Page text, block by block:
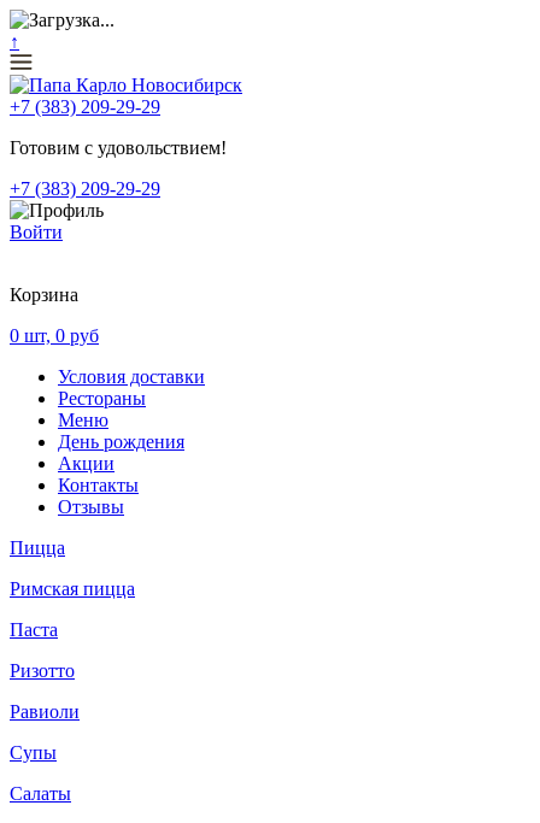
↑
+7 (383) 209-29-29
Готовим с удовольствием!
+7 (383) 209-29-29
Войти
Корзина
0 шт, 0 руб
Условия доставки
Рестораны
Меню
День рождения
Акции
Контакты
Отзывы
Пицца
Римская пицца
Паста
Ризотто
Равиоли
Супы
Салаты